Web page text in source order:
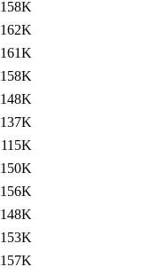
158K
162K
161K
158K
148K
137K
115K
150K
156K
148K
153K
157K